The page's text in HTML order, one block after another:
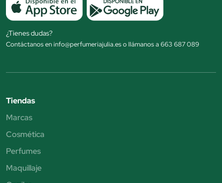
¿Tienes dudas?
Contáctanos en info@perfumeriajulia.es o llámanos a 663 687 089
Tiendas
Marcas
Cosmética
Perfumes
Maquillaje